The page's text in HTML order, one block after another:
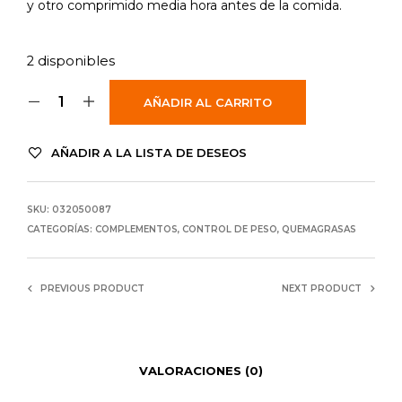
y otro comprimido media hora antes de la comida.
2 disponibles
AÑADIR AL CARRITO
AÑADIR A LA LISTA DE DESEOS
SKU: 032050087
CATEGORÍAS: COMPLEMENTOS, CONTROL DE PESO, QUEMAGRASAS
PREVIOUS PRODUCT NEXT PRODUCT
VALORACIONES (0)